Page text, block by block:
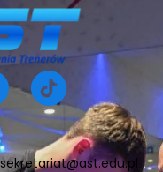
sekretariat@ast.edu.pl